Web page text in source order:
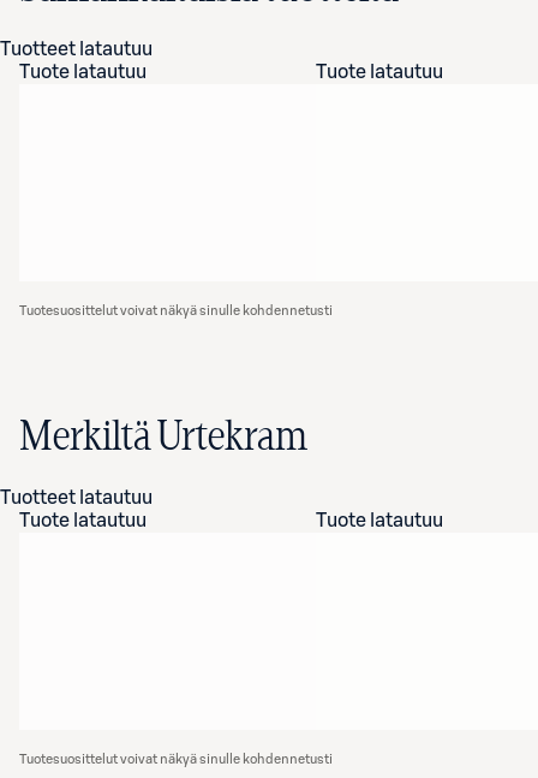
Tuotteet latautuu
Tuote latautuu
Tuote latautuu
Tuotesuosittelut voivat näkyä sinulle kohdennetusti
Merkiltä Urtekram
Tuotteet latautuu
Tuote latautuu
Tuote latautuu
Tuotesuosittelut voivat näkyä sinulle kohdennetusti